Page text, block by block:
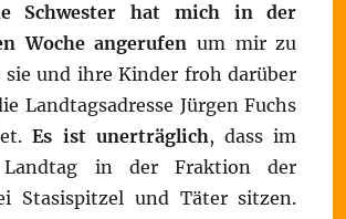
Schwester hat mich in der
Woche angerufen um mir zu
sie und ihre Kinder froh darüber
Landtagsadresse Jürgen Fuchs
Es ist unerträglich, dass im
Landtag in der Fraktion der
Stasispitzel und Täter sitzen.